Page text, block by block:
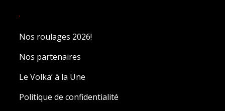
.
Nos roulages 2026!
Nos partenaires
Le Volka’ à la Une
Politique de confidentialité